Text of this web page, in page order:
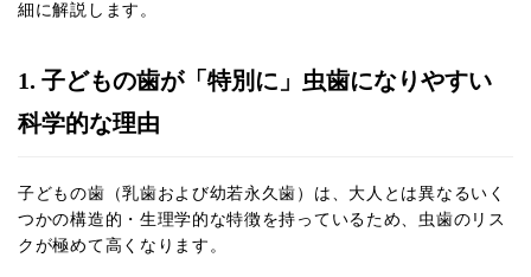
細に解説します。
1. 子どもの歯が「特別に」虫歯になりやすい
科学的な理由
子どもの歯（乳歯および幼若永久歯）は、大人とは異なるいく
つかの構造的・生理学的な特徴を持っているため、虫歯のリス
クが極めて高くなります。